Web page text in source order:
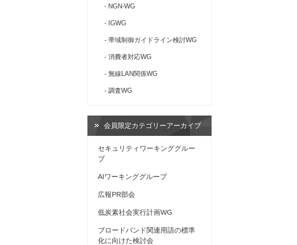
NGN-WG
IGWG
帯域制御ガイドライン検討WG
消費者対応WG
無線LAN関係WG
調査WG
会員限定カテゴリーアーカイブ
セキュリティワーキンググルー
プ
AIワーキンググループ
広報PR部会
低炭素社会実行計画WG
ブロードバンド関連用語の標準
化に向けた検討会